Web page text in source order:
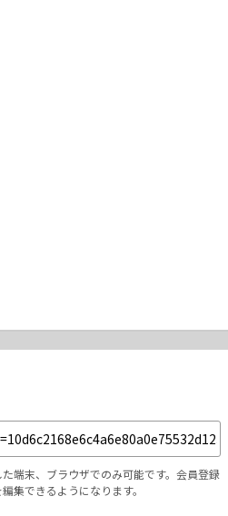
端末、ブラウザでのみ可能です。会員登録
集できるようになります。